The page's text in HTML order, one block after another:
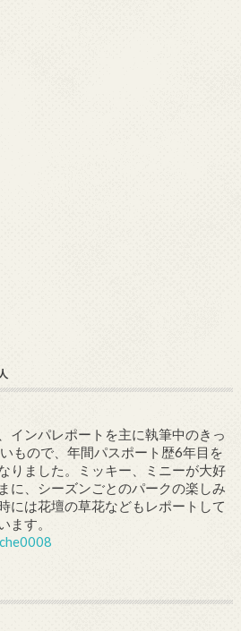
インパレポートを主に執筆中のきっ
もので、年間パスポート歴6年目を
りました。ミッキー、ミニーが大好
に、シーズンごとのパークの楽しみ
には花壇の草花などもレポートして
ます。